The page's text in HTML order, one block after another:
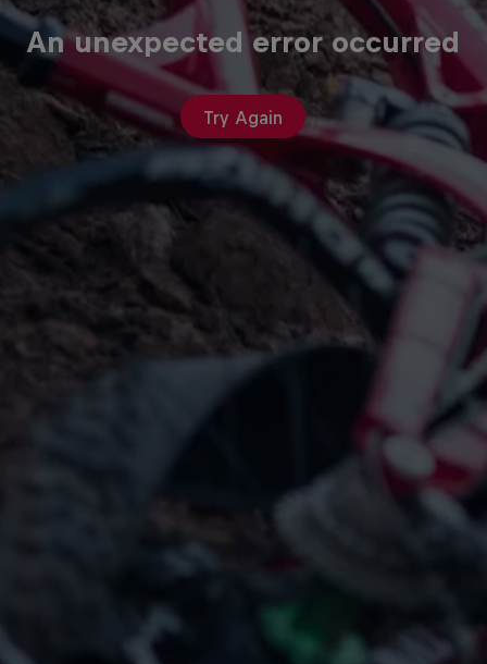
An unexpected error occurred
Try Again